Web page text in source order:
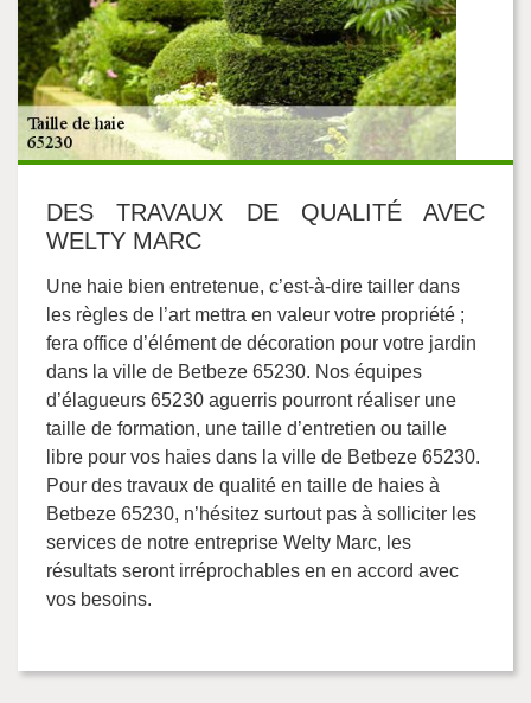
DES TRAVAUX DE QUALITÉ AVEC
WELTY MARC
Une haie bien entretenue, c’est-à-dire tailler dans
les règles de l’art mettra en valeur votre propriété ;
fera office d’élément de décoration pour votre jardin
dans la ville de Betbeze 65230. Nos équipes
d’élagueurs 65230 aguerris pourront réaliser une
taille de formation, une taille d’entretien ou taille
libre pour vos haies dans la ville de Betbeze 65230.
Pour des travaux de qualité en taille de haies à
Betbeze 65230, n’hésitez surtout pas à solliciter les
services de notre entreprise Welty Marc, les
résultats seront irréprochables en en accord avec
vos besoins.